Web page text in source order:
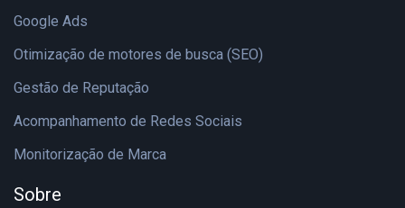
Google Ads
Otimização de motores de busca (SEO)
Gestão de Reputação
Acompanhamento de Redes Sociais
Monitorização de Marca
Sobre